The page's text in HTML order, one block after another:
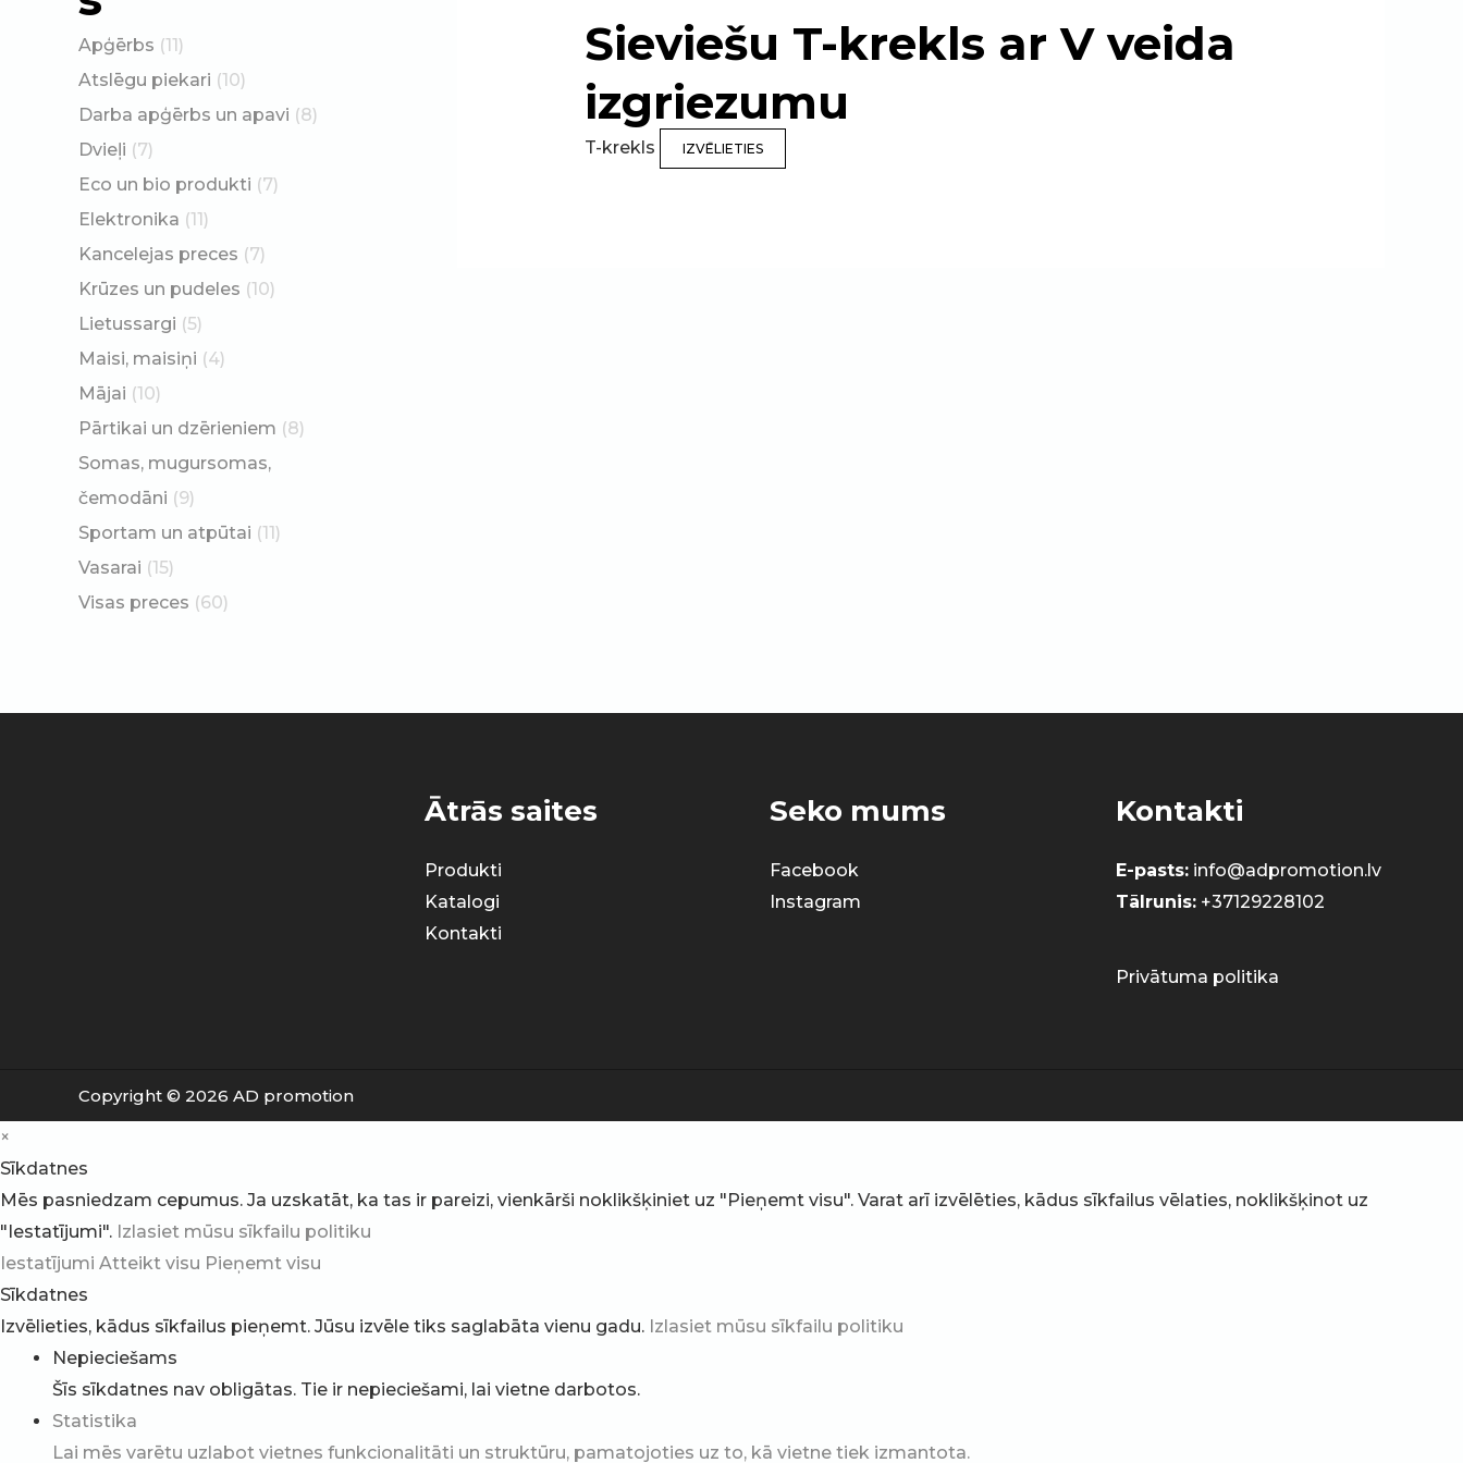
Apģērbs (11)
Atslēgu piekari (10)
Darba apģērbs un apavi (8)
Dvieļi (7)
Eco un bio produkti (7)
Elektronika (11)
Kancelejas preces (7)
Krūzes un pudeles (10)
Lietussargi (5)
Maisi, maisiņi (4)
Mājai (10)
Pārtikai un dzērieniem (8)
Somas, mugursomas,
čemodāni (9)
Sportam un atpūtai (11)
Vasarai (15)
Visas preces (60)
Sieviešu T-krekls ar V veida
izgriezumu
T-krekls IZVĒLIETIES
Ātrās saites
Produkti
Katalogi
Kontakti
Seko mums
Facebook
Instagram
Kontakti
E-pasts: info@adpromotion.lv
Tālrunis: +37129228102
Privātuma politika
Copyright © 2026 AD promotion
×
Sīkdatnes
Mēs pasniedzam cepumus. Ja uzskatāt, ka tas ir pareizi, vienkārši noklikšķiniet uz "Pieņemt visu". Varat arī izvēlēties, kādus sīkfailus vēlaties, noklikšķinot uz
"Iestatījumi". Izlasiet mūsu sīkfailu politiku
Iestatījumi Atteikt visu Pieņemt visu
Sīkdatnes
Izvēlieties, kādus sīkfailus pieņemt. Jūsu izvēle tiks saglabāta vienu gadu. Izlasiet mūsu sīkfailu politiku
Nepieciešams
Šīs sīkdatnes nav obligātas. Tie ir nepieciešami, lai vietne darbotos.
Statistika
Lai mēs varētu uzlabot vietnes funkcionalitāti un struktūru, pamatojoties uz to, kā vietne tiek izmantota.